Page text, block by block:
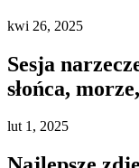
kwi 26, 2025
Sesja
słońca,
lut1, 2025